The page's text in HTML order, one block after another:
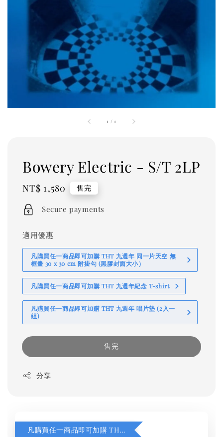
1 /1
Bowery Electric - S/T 2LP
Regular
price
NT$ 1,580 售完
Secure payments
適用優惠
凡購買任一商品即可加購 THT 九週年 同一片天空 無
框畫 30 x 30 cm 附掛勾 (黑膠封面大小）
凡購買任一商品即可加購 THT 九週年紀念 T-shirt
凡購買任一商品即可加購 THT 九週年 唱片墊 (2入一
組)
售完
分享
凡購買任一商品即可加購 THT 九週年 同一片天空 無框畫 30 x 30 cm 附掛勾 (黑膠封面大小）